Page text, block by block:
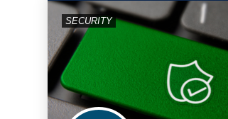
SECURITY